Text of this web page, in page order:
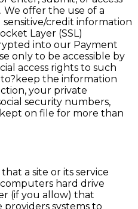
offer the use of a
credit information
Layer (SSL)
into our Payment
only to be accessible by
access rights to such
the information
your private
security numbers,
on file for more than
a site or its service
hard drive
(if you allow) that
providers systems to